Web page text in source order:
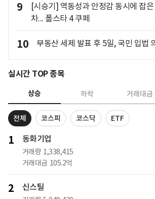
9
[시승기] 역동성과 안정감 동시에 잡
차... 폴스타 4 쿠페
10 부동산 세제 발표 후 5일, 국민 입법
실시간 TOP 종목
상승 하락 거래대금
전체 코스피 코스닥 ETF
1 동화기업
거래량 1,338,415
거래대금 105.2억
2 신스틸